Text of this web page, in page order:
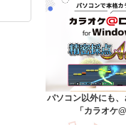
DAM★とも録音
カラオケ＠DAM
ユーザー検索
キャンペーン
パソコン以外にも
「カラオケ